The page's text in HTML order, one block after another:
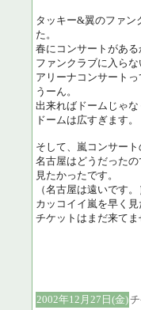
タッキー&翼のファン
た。
春にコンサートがある
ファンクラブに入ら
アリーナコンサート
うーん。
出来ればドームじゃな
ドームは広すぎます。
そして、嵐コンサート
名古屋はどうだったの
見たかったです。
（名古屋は遠いです。
カッコイイ嵐を早く見
チケットはまだ来てま
2002年12月27日(金)